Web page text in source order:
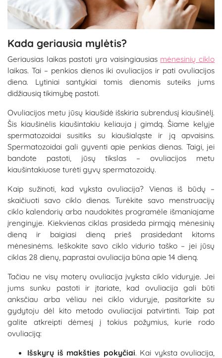
Kada geriausia mylėtis?
Geriausias laikas pastoti yra vaisingiausias mėnesinių ciklo
laikas. Tai – penkios dienos iki ovuliacijos ir pati ovuliacijos
diena. Lytiniai santykiai tomis dienomis suteiks jums
didžiausią tikimybę pastoti.
Ovuliacijos metu jūsų kiaušidė išskiria subrendusį kiaušinėlį.
Šis kiaušinėlis kiaušintakiu keliauja į gimdą. Šiame kelyje
spermatozoidai susitiks su kiaušialąste ir ją apvaisins.
Spermatozoidai gali gyventi apie penkias dienas. Taigi, jei
bandote pastoti, jūsų tikslas – ovuliacijos metu
kiaušintakiuose turėti gyvų spermatozoidų.
Kaip sužinoti, kad vyksta ovuliacija? Vienas iš būdų –
skaičiuoti savo ciklo dienas. Turėkite savo menstruacijų
ciklo kalendorių arba naudokitės programėle išmaniajame
įrenginyje. Kiekvienas ciklas prasideda pirmąją mėnesinių
dieną ir baigiasi dieną prieš prasidedant kitoms
mėnesinėms. Ieškokite savo ciklo vidurio taško – jei jūsų
ciklas 28 dienų, paprastai ovuliacija būna apie 14 dieną.
Tačiau ne visų moterų ovuliacija įvyksta ciklo viduryje. Jei
jums sunku pastoti ir įtariate, kad ovuliacija gali būti
anksčiau arba vėliau nei ciklo viduryje, pasitarkite su
gydytoju dėl kito metodo ovuliacijai patvirtinti. Taip pat
galite atkreipti dėmesį į tokius požymius, kurie rodo
ovuliaciją:
Išskyrų iš makšties pokyčiai. Kai vyksta ovuliacija,